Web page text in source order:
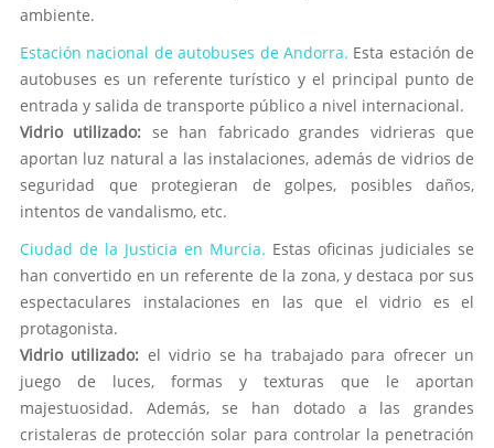
ambiente.
Estación nacional de autobuses de Andorra. Esta estación de
autobuses es un referente turístico y el principal punto de
entrada y salida de transporte público a nivel internacional.
Vidrio utilizado: se han fabricado grandes vidrieras que
aportan luz natural a las instalaciones, además de vidrios de
seguridad que protegieran de golpes, posibles daños,
intentos de vandalismo, etc.
Ciudad de la Justicia en Murcia. Estas oficinas judiciales se
han convertido en un referente de la zona, y destaca por sus
espectaculares instalaciones en las que el vidrio es el
protagonista.
Vidrio utilizado: el vidrio se ha trabajado para ofrecer un
juego de luces, formas y texturas que le aportan
majestuosidad. Además, se han dotado a las grandes
cristaleras de protección solar para controlar la penetración